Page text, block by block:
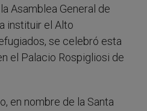
Asamblea General de
instituir el Alto
se celebró esta
el Palacio Rospigliosi de
en nombre de la Santa